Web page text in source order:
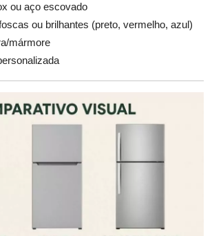
ou aço escovado
ou brilhantes (preto, vermelho, azul)
mármore